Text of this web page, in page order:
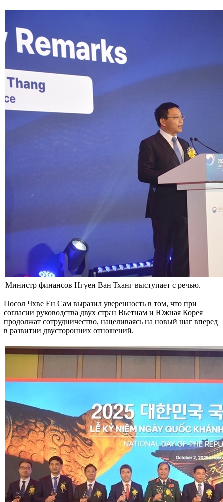
Министр финансов Нгуен Ван Тханг выступает с речью.
Посол Чхве Ен Сам выразил уверенность в том, что при
согласии руководства двух стран Вьетнам и Южная Корея
продолжат сотрудничество, нацеливаясь на новый шаг вперед
в развитии двусторонних отношений.